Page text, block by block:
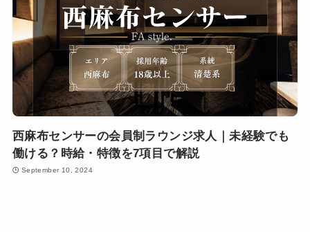
西麻布センサーの会員制ラウンジ求人｜未経験でも
働ける？時給・特徴を7項目で解説
September 10, 2024